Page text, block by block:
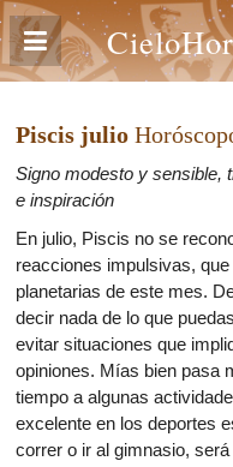
Piscis julio
Signo modesto y sensible,
e inspiración
En julio, Piscis no se
reacciones impulsivas,
planetarias de este mes.
decir nada de lo que
evitar situaciones que
opiniones. Mías bien pasa
tiempo a algunas
excelente en los deportes
correr o ir al gimnasio,